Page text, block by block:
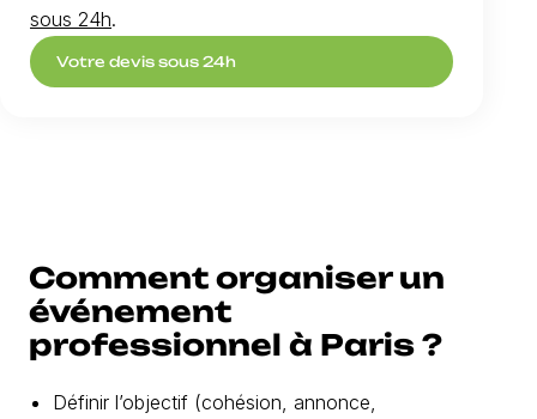
sous 24h.
Votre devis sous 24h
Comment organiser un
événement
professionnel à Paris ?
Définir l’objectif (cohésion, annonce,